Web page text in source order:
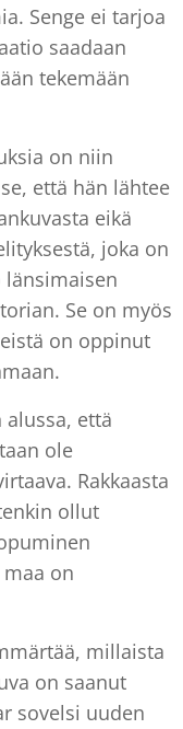
Senge ei tarjoa
saadaan
tekemään
on niin
että hän lähtee
eikä
joka on
Se on myös
on oppinut
että
ole
Rakkaasta
ollut
on
millaista
on saanut
sovelsi uuden